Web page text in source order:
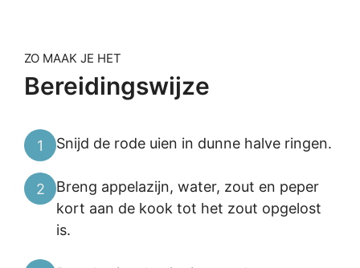
ZO MAAK JE HET
Bereidingswijze
1 Snijd de rode uien in dunne halve ringen.
2
Breng appelazijn, water, zout en peper
kort aan de kook tot het zout opgelost
is.